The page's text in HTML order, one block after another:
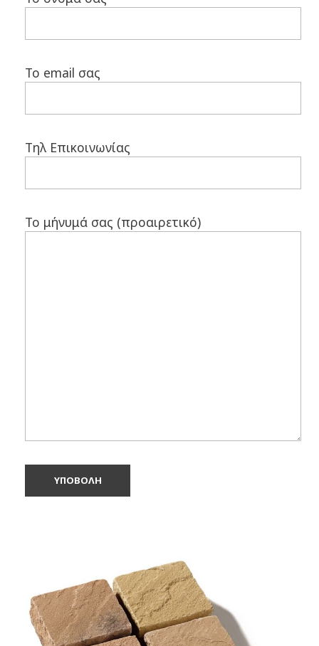
Το email σας
Τηλ Επικοινωνίας
Το μήνυμά σας (προαιρετικό)